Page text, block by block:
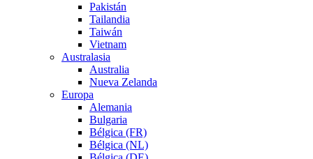
Pakistán
Tailandia
Taiwán
Vietnam
Australasia
Australia
Nueva Zelanda
Europa
Alemania
Bulgaria
Bélgica (FR)
Bélgica (NL)